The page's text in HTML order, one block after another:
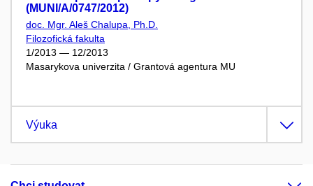
(MUNI/A/0747/2012)
doc. Mgr. Aleš Chalupa, Ph.D.
Filozofická fakulta
1/2013 — 12/2013
Masarykova univerzita / Grantová agentura MU
Výuka